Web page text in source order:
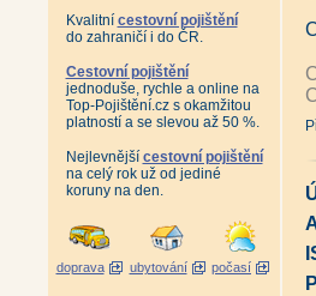
Kvalitní cestovní pojištění
do zahraničí i do ČR.
Cestovní pojištění
jednoduše, rychle a online na
Top-Pojištění.cz s okamžitou
platností a se slevou až 50 %.
Nejlevnější cestovní pojištění
na celý rok už od jediné
koruny na den.
doprava ubytování počasí